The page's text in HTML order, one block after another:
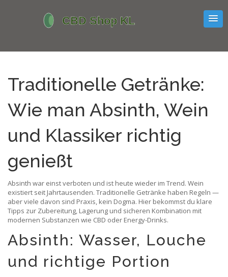
Traditionelle Getränke:
Wie man Absinth, Wein
und Klassiker richtig
genießt
Absinth war einst verboten und ist heute wieder im Trend. Wein
existiert seit Jahrtausenden. Traditionelle Getränke haben Regeln —
aber viele davon sind Praxis, kein Dogma. Hier bekommst du klare
Tipps zur Zubereitung, Lagerung und sicheren Kombination mit
modernen Substanzen wie CBD oder Energy-Drinks.
Absinth: Wasser, Louche
und richtige Portion